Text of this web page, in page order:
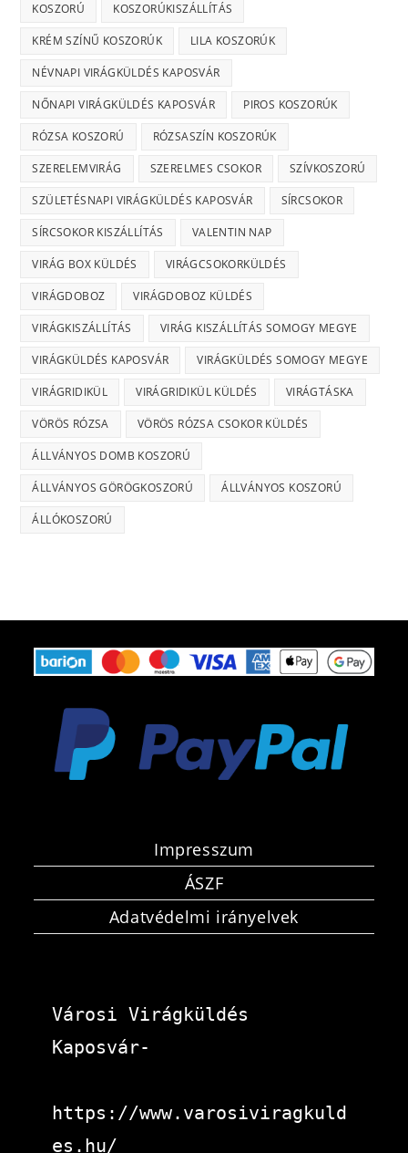
KOSZORÚ KOSZORÚKISZÁLLÍTÁS
KRÉM SZÍNŰ KOSZORÚK LILA KOSZORÚK
NÉVNAPI VIRÁGKÜLDÉS KAPOSVÁR
NŐNAPI VIRÁGKÜLDÉS KAPOSVÁR PIROS KOSZORÚK
RÓZSA KOSZORÚ RÓZSASZÍN KOSZORÚK
SZERELEMVIRÁG SZERELMES CSOKOR SZÍVKOSZORÚ
SZÜLETÉSNAPI VIRÁGKÜLDÉS KAPOSVÁR SÍRCSOKOR
SÍRCSOKOR KISZÁLLÍTÁS VALENTIN NAP
VIRÁG BOX KÜLDÉS VIRÁGCSOKORKÜLDÉS
VIRÁGDOBOZ VIRÁGDOBOZ KÜLDÉS
VIRÁGKISZÁLLÍTÁS VIRÁG KISZÁLLÍTÁS SOMOGY MEGYE
VIRÁGKÜLDÉS KAPOSVÁR VIRÁGKÜLDÉS SOMOGY MEGYE
VIRÁGRIDIKÜL VIRÁGRIDIKÜL KÜLDÉS VIRÁGTÁSKA
VÖRÖS RÓZSA VÖRÖS RÓZSA CSOKOR KÜLDÉS
ÁLLVÁNYOS DOMB KOSZORÚ
ÁLLVÁNYOS GÖRÖGKOSZORÚ ÁLLVÁNYOS KOSZORÚ
ÁLLÓKOSZORÚ
Impresszum
ÁSZF
Adatvédelmi irányelvek
Városi Virágküldés
Kaposvár-
https://www.varosiviragkuld
es.hu/